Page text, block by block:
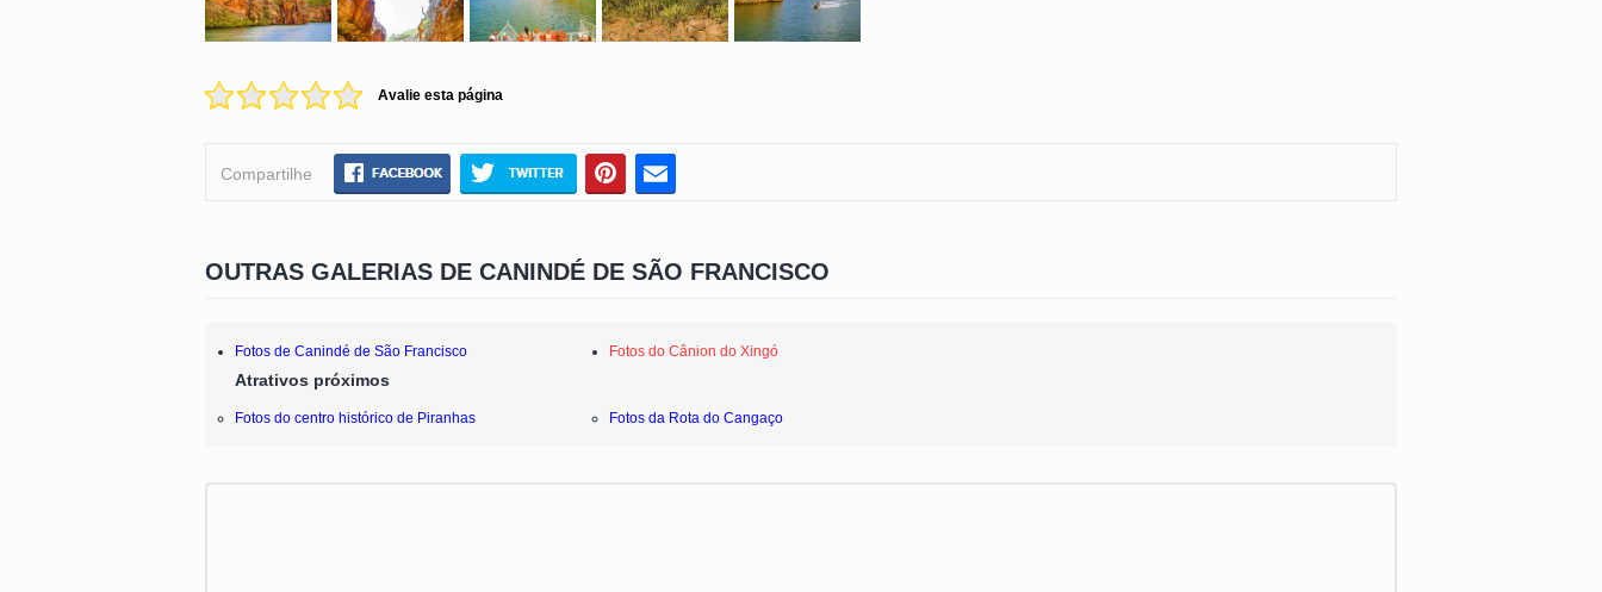
Avalie esta página
Compartilhe
OUTRAS GALERIAS DE CANINDÉ DE SÃO FRANCISCO
Fotos de Canindé de São Francisco Fotos do Cânion do Xingó
Atrativos próximos
Fotos do centro histórico de Piranhas Fotos da Rota do Cangaço